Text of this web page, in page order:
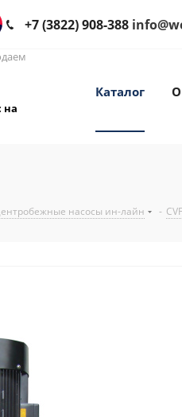
+7 (3822) 908-388
на
Каталог
насосы ин-лайн - CVF